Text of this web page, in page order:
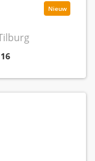
Nieuw